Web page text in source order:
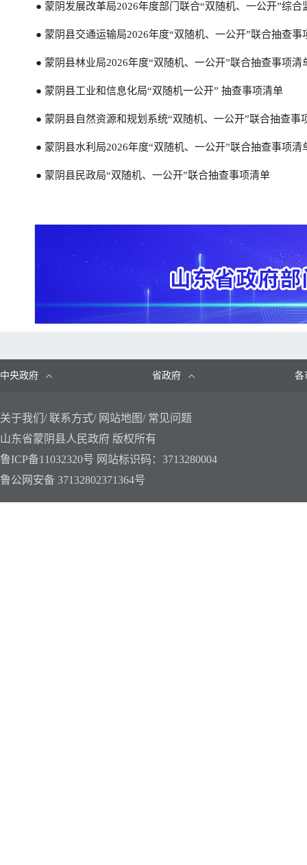
● ​蒙阴县文化和旅游局2025年度“双随机、一公开”抽查计划
● 蒙阴县文化和旅游局2024年度“双随机、一公开”抽查计划
● 蒙阴县文化和旅游局2023年度“双随机、一公开”抽查计划
● 蒙阴县文化和旅游局2022年度“双随机、一公开”抽查计划
● 蒙阴发展改革局2026年度部门联合“双随机、一公开”综合
● 蒙阴县交通运输局2026年度“双随机、一公开”联合抽查事
● 蒙阴县林业局2026年度“双随机、一公开”联合抽查事项清
● 蒙阴县工业和信息化局“双随机一公开” 抽查事项清单
● 蒙阴县自然资源和规划系统“双随机、一公开”联合抽查事
● 蒙阴县水利局2026年度“双随机、一公开”联合抽查事项清
● 蒙阴县民政局“双随机、一公开”联合抽查事项清单